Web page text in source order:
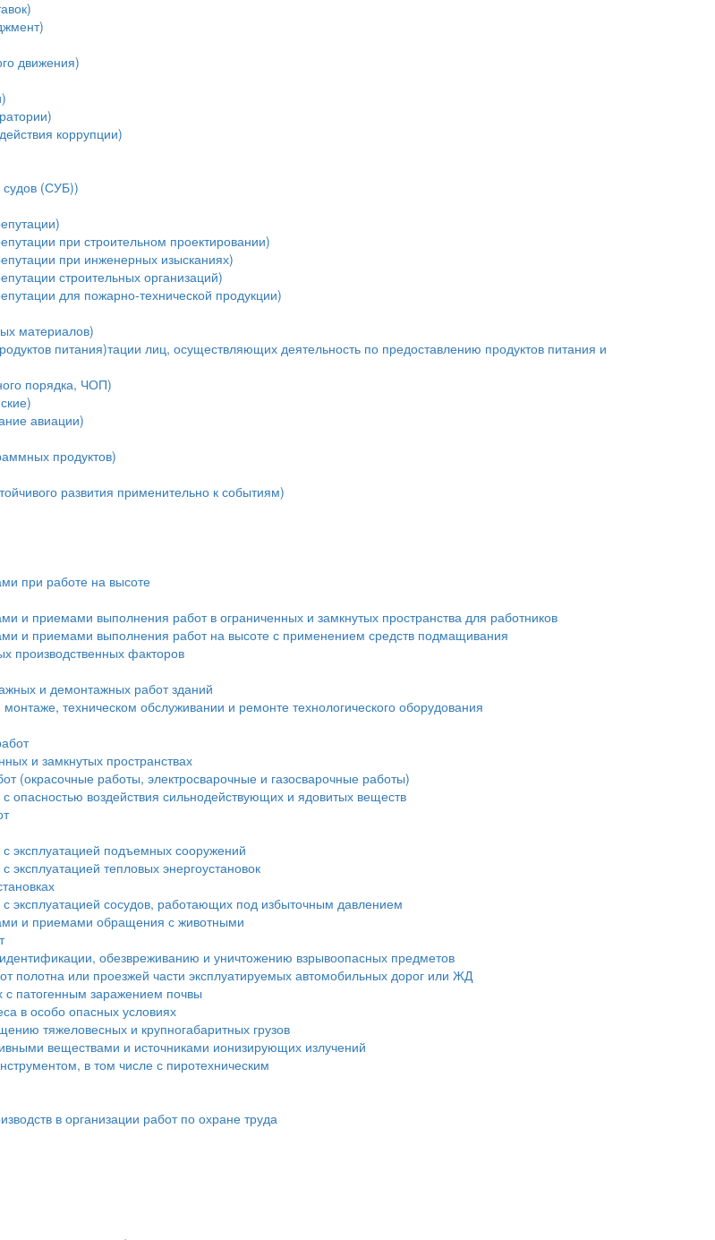
движения)
коррупции)
(СУБ))
при строительном проектировании)
при инженерных изысканиях)
строительных организаций)
для пожарно-технической продукции)
материалов)
питания)тации лиц, осуществляющих деятельность по предоставлению продуктов питания и
порядка, ЧОП)
авиации)
продуктов)
развития применительно к событиям)
при работе на высоте
и приемами выполнения работ в ограниченных и замкнутых пространства для работников
и приемами выполнения работ на высоте с применением средств подмащивания
производственных факторов
и демонтажных работ зданий
техническом обслуживании и ремонте технологического оборудования
и замкнутых пространствах
(окрасочные работы, электросварочные и газосварочные работы)
опасностью воздействия сильнодействующих и ядовитых веществ
эксплуатацией подъемных сооружений
тепловых энергоустановок
эксплуатацией сосудов, работающих под избыточным давлением
и приемами обращения с животными
обезвреживанию и уничтожению взрывоопасных предметов
полотна или проезжей части эксплуатируемых автомобильных дорог или ЖД
с патогенным заражением почвы
в особо опасных условиях
тяжеловесных и крупногабаритных грузов
веществами и источниками ионизирующих излучений
в том числе с пиротехническим
в организации работ по охране труда